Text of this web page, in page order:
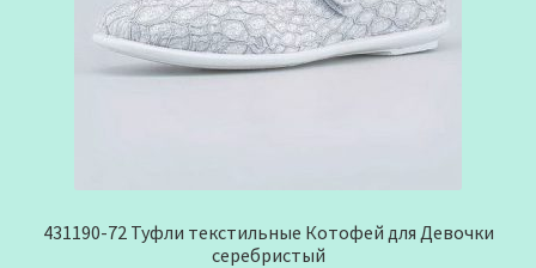
431190-72 Туфли текстильные Котофей для Девочки
серебристый